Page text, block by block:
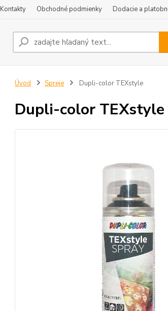
Kontakty Obchodné podmienky Dodacie a
Úvod Spreje Dupli-color TEXstyle
Dupli-color TEXstyle